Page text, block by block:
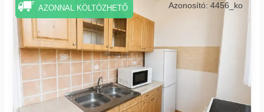
Azonosító: 4456_ko
AZONNAL KÖLTÖZHETŐ